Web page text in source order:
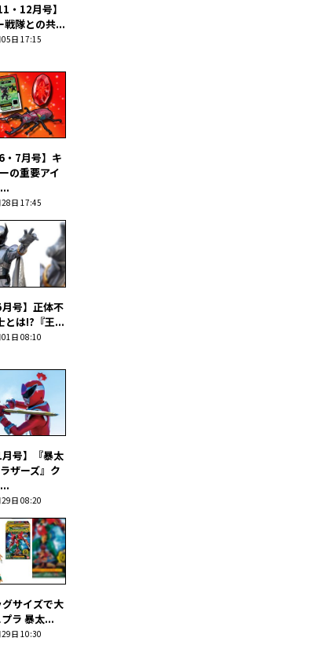
・12月号】
戦隊との共...
日 17:15
・7月号】キ
の重要アイ
日 17:45
月号】正体不
とは!?『王...
日 08:10
月号】『暴太
ザーズ』ク
日 08:20
サイズで大
ラ 暴太...
日 10:30